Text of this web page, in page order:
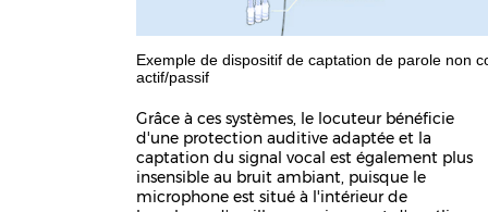
Exemple de dispositif de captation de parole non
actif/passif
Grâce à ces systèmes, le locuteur bénéficie
d'une protection auditive adaptée et la
captation du signal vocal est également plus
insensible au bruit ambiant, puisque le
microphone est situé à l'intérieur de